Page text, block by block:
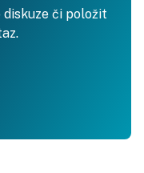
diskuze či položit